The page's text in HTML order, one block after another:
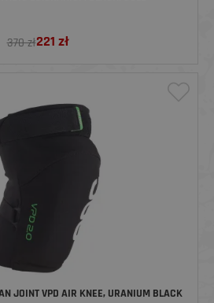
370 zł221 zł
JOINT VPD AIR KNEE, URANIUM BLACK